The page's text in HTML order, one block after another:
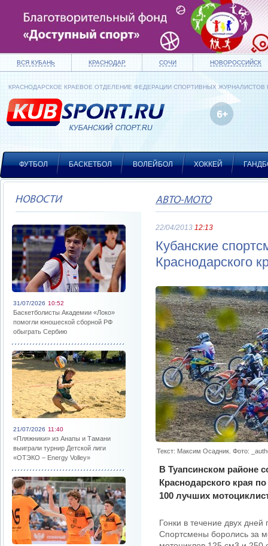
ВСЯ КУБАНЬ КРАСНОДАР СОЧИ НОВОРОССИЙСК
КРАСНОДАРСКОЕ КРАЕВОЕ ОТДЕЛЕНИЕ ФЕДЕРАЦИИ СПОРТИВНЫХ ЖУРНАЛИСТОВ
ФУТБОЛ БАСКЕТБОЛ ВОЛЕЙБОЛ ХОККЕЙ
НОВОСТИ
31/07/2026 10:52
Баскетболисты Академии «Локо»
помогли юношеской сборной РФ
обыграть Сербию
21/07/2026 11:40
«Пляжники» из Анапы и Тамани
выиграли турнир Детской лиги
«ОТЭКО – Energy Volley»
АВТО-МОТО
22/04/2013 12:13
Кубанские
Краснодарского
Текст: Максим Осадник. Фото:
В Туапсинском районе
Краснодарского края
100 лучших
Гонки в течение двух
Спортсмены боролись за